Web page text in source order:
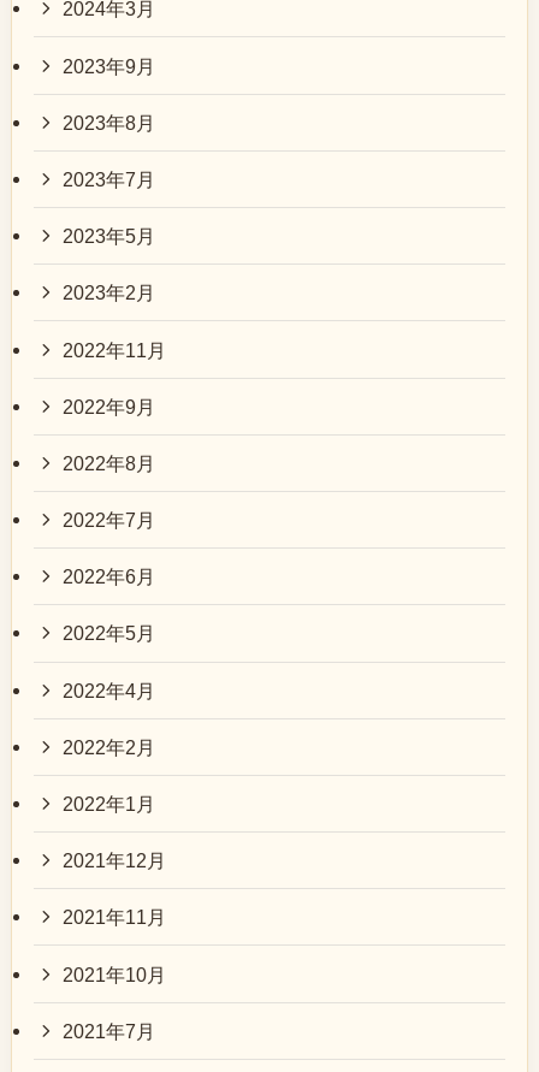
2024年3月
2023年9月
2023年8月
2023年7月
2023年5月
2023年2月
2022年11月
2022年9月
2022年8月
2022年7月
2022年6月
2022年5月
2022年4月
2022年2月
2022年1月
2021年12月
2021年11月
2021年10月
2021年7月